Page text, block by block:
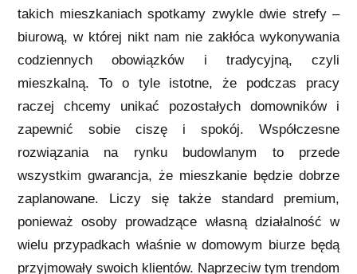
takich mieszkaniach spotkamy zwykle dwie strefy –
biurową, w której nikt nam nie zakłóca wykonywania
codziennych obowiązków i tradycyjną, czyli
mieszkalną. To o tyle istotne, że podczas pracy
raczej chcemy unikać pozostałych domowników i
zapewnić sobie ciszę i spokój. Współczesne
rozwiązania na rynku budowlanym to przede
wszystkim gwarancja, że mieszkanie będzie dobrze
zaplanowane. Liczy się także standard premium,
ponieważ osoby prowadzące własną działalność w
wielu przypadkach właśnie w domowym biurze będą
przyjmowały swoich klientów. Naprzeciw tym trendom